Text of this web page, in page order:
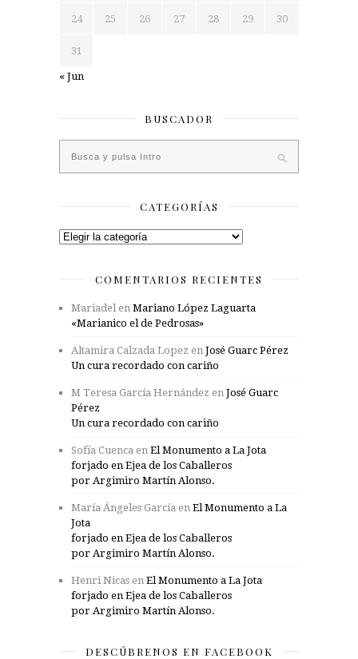
24 25 26 27 28 29 30
31
« Jun
BUSCADOR
CATEGORÍAS
Categorías
COMENTARIOS RECIENTES
Mariadel en Mariano López Laguarta
«Marianico el de Pedrosas»
Altamira Calzada Lopez en José Guarc Pérez
Un cura recordado con cariño
M Teresa García Hernández en José Guarc
Pérez
Un cura recordado con cariño
Sofía Cuenca en El Monumento a La Jota
forjado en Ejea de los Caballeros
por Argimiro Martín Alonso.
María Ángeles García en El Monumento a La
Jota
forjado en Ejea de los Caballeros
por Argimiro Martín Alonso.
Henri Nicas en El Monumento a La Jota
forjado en Ejea de los Caballeros
por Argimiro Martín Alonso.
DESCÚBRENOS EN FACEBOOK